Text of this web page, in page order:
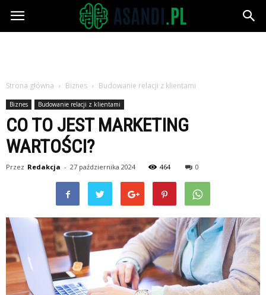
Asandi.pl
Strona główna Biznes Budowanie relacji z klientami
Biznes Budowanie relacji z klientami
CO TO JEST MARKETING
WARTOŚCI?
Przez Redakcja - 27 października 2024 464 0